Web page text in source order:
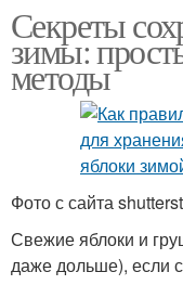
Секреты
зимы:
методы
Фото с сайта
Свежие яблоки и
даже дольше), если